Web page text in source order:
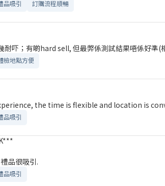
品吸引 訂購流程順暢
耐吓；有啲hard sell, 但最弊係測試結果唔係好準(
檢地點方便
the time is flexible and location is
品吸引
品很吸引.
品吸引